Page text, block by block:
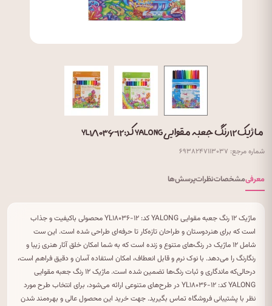
ماژیک ۱۲ رنگ جعبه مقوایی YALONG کد: YL۱۸۰۳۶-۱۲
شماره مرجع: ۶۹۳۸۲۴۷۱۱۳۰۳۷
معرفیمشخصاتنظراتپرسش‌ها
ماژیک ۱۲ رنگ جعبه مقوایی YALONG کد: YL۱۸۰۳۶-۱۲ محصولی باکیفیت و جذاب
است که برای هنردوستان و طراحان تازه‌کار تا حرفه‌ای طراحی شده است. این ست
شامل ۱۲ ماژیک در رنگ‌های متنوع و زنده است که به شما امکان خلق آثار هنری زیبا و
رنگارنگ را می‌دهد. با نوک نرم و قابل انعطاف، امکان استفاده آسان و دقیق فراهم است،
درحالی‌که ماندگاری و ثبات رنگ‌ها تضمین شده است. ماژیک ۱۲ رنگ جعبه مقوایی
YALONG کد: YL۱۸۰۳۶-۱۲ در طرح‌های متنوعی ارائه می‌شود، برای انتخاب طرح مورد
نظر با پشتیبانی فروشگاه تماس بگیرید. جهت خرید این محصول عالی و بهره‌مند شدن